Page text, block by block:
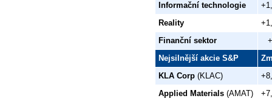
Informační technologie
Reality
Finanční sektor
Nejsilnější akcie S&P
KLA Corp (KLAC)
Applied Materials (AMAT)